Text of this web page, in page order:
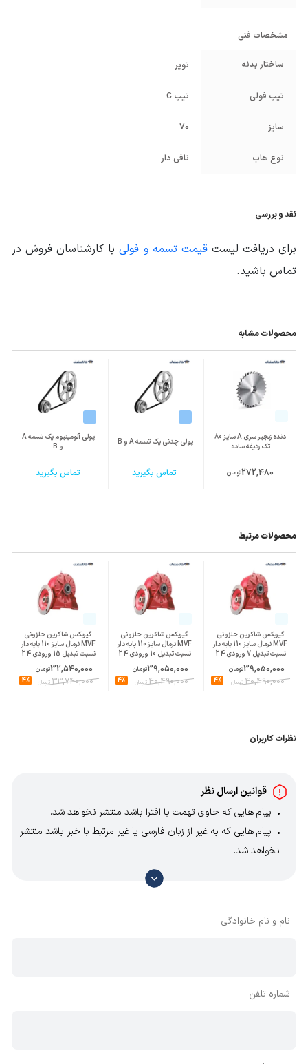
مشخصات فنی
ساختار بدنه توپر
تیپ فولی تیپ C
سایز 70
نوع هاب نافی دار
نقد و بررسی
برای دریافت لیستقیمت تسمه و فولیبا کارشناسان فروش در
تماس باشید.
محصولات مشابه
دنده زنجیر سری A سایز 80
تک ردیفه ساده
272,480تومان
پولی چدنی یک تسمه A و B
تماس بگیرید
پولی آلومینیوم یک تسمه A
و B
تماس بگیرید
محصولات مرتبط
گیربکس شاکرین حلزونی
MVF نرمال سایز 110 پایه دار
نسبت تبدیل 7 ورودی 24
پوسته چدن
39,050,000تومان
40,490,000تومان 4%
گیربکس شاکرین حلزونی
MVF نرمال سایز 110 پایه دار
نسبت تبدیل 10 ورودی 24
پوسته چدن
39,050,000تومان
40,490,000تومان 4%
گیربکس شاکرین حلزونی
MVF نرمال سایز 110 پایه دار
نسبت تبدیل 15 ورودی 24
پوسته چدن
32,540,000تومان
33,740,000تومان 4%
نظرات کاربران
قوانین ارسال نظر
پیام هایی که حاوی تهمت یا افترا باشد منتشر نخواهد شد.
پیام هایی که به غیر از زبان فارسی یا غیر مرتبط با خبر باشد منتشر
نخواهد شد.
با توجه به آن که امکان موافقت یا مخالفت با محتوای نظرات
وجود دارد، معمولا نظراتی که محتوای مشابه دارند، انتشار نمی‌یابند
نام و نام خانوادگی
شماره تلفن